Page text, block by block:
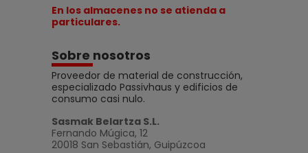
En los almacenes no se atienda a
particulares.
Sobre nosotros
Proveedor de material de construcción,
especializado Passivhaus y edificios de
consumo casi nulo.
Sasmak Belartza S.L.
Fernando Múgica, 12
20018 San Sebastián, Guipúzcoa